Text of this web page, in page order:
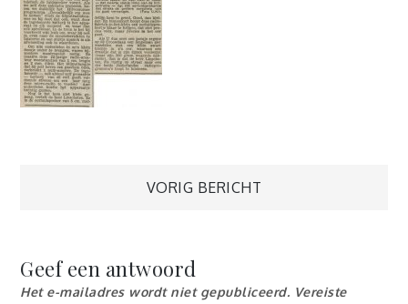
Berichtnavigatie
VORIG BERICHT
Geef een antwoord
Het e-mailadres wordt niet gepubliceerd. Vereiste